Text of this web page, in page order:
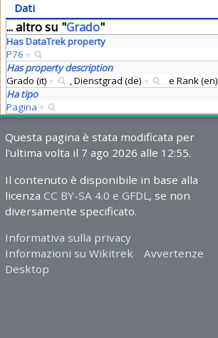
Dati
... altro su "Grado"
Has DataTrek property
P76 +
Has property description
Grado (it) + ,Dienstgrad (de) + e Rank (en)
Ha tipo
Pagina +
Questa pagina è stata modificata per
l'ultima volta il 7 ago 2026 alle 12:55.
Il contenuto è disponibile in base alla
licenza CC BY-SA 4.0 e GFDL , se non
diversamente specificato.
Informativa sulla privacy
Informazioni su Wikitrek
Avvertenze
Desktop